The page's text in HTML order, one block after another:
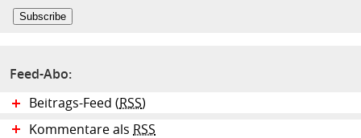
Feed-Abo:
Beitrags-Feed (RSS)
Kommentare als RSS